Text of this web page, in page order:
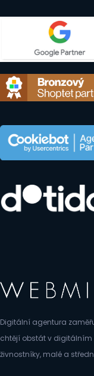
Digitální agentura
chtějí obstát v digitálním
živnostníky, malé a